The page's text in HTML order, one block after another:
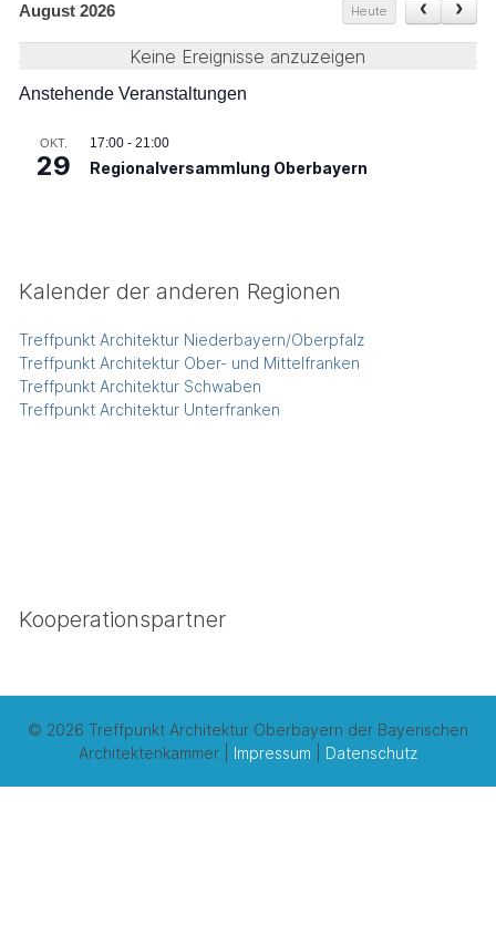
August 2026 Heute
Keine Ereignisse anzuzeigen
Anstehende Veranstaltungen
OKT.
29
17:00- 21:00
Regionalversammlung Oberbayern
Kalender der anderen Regionen
Treffpunkt Architektur Niederbayern/Oberpfalz
Treffpunkt Architektur Ober- und Mittelfranken
Treffpunkt Architektur Schwaben
Treffpunkt Architektur Unterfranken
Kooperationspartner
© 2026 Treffpunkt Architektur Oberbayern der Bayerischen
Architektenkammer | Impressum Datenschutz